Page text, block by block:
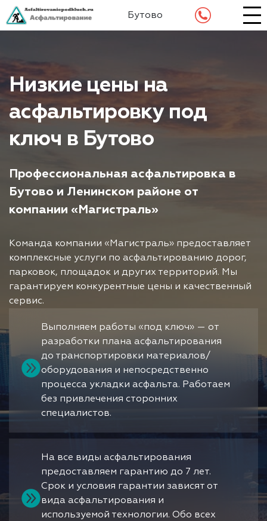
Бутово
Низкие цены на
асфальтировку под
ключ в Бутово
Профессиональная асфальтировка в
Бутово и Ленинском районе от
компании «Магистраль»
Команда компании «Магистраль» предоставляет
комплексные услуги по асфальтированию дорог,
парковок, площадок и других территорий. Мы
гарантируем конкурентные цены и качественный
сервис.
Выполняем работы «под ключ» — от
разработки плана асфальтирования
до транспортировки материалов/
оборудования и непосредственно
процесса укладки асфальта. Работаем
без привлечения сторонних
специалистов.
На все виды асфальтирования
предоставляем гарантию до 7 лет.
Срок и условия гарантии зависят от
вида асфальтирования и
используемой технологии. Обо всех